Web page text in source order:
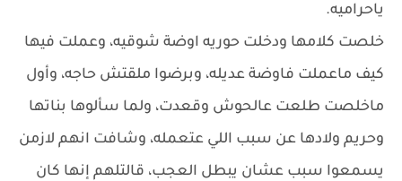
ياحراميه.
خلصت كلامها ودخلت حوريه اوضة شوقيه، وعملت فيها
كيف ماعملت فاوضة عديله، وبرضوا ملقتش حاجه، وأول
ماخلصت طلعت عالحوش وقعدت، ولما سألوها بناتها
وحريم ولادها عن سبب اللي عتعمله، وشافت انهم لازمن
يسمعوا سبب عشان يبطل العجب، قالتلهم إنها كان